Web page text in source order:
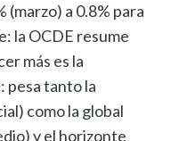
(marzo) a 0.8% para
la OCDE resume
más es la
tanto la
como la global
y el horizonte